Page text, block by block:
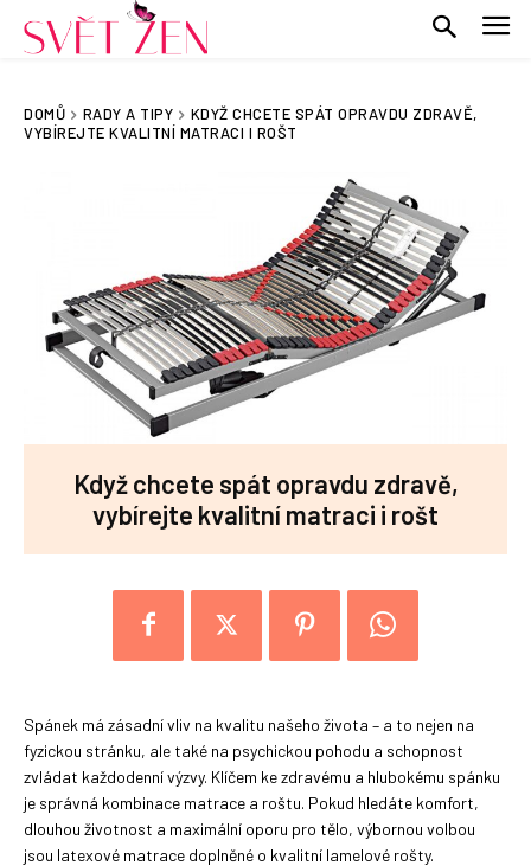
DOMŮ RADY A TIPY
KDYŽ CHCETE SPÁT OPRAVDU ZDRAVĚ,
VYBÍREJTE KVALITNÍ MATRACI I ROŠT
Když chcete spát opravdu zdravě,
vybírejte kvalitní matraci i rošt
Spánek má zásadní vliv na kvalitu našeho života – a to nejen na
fyzickou stránku, ale také na psychickou pohodu a schopnost
zvládat každodenní výzvy. Klíčem ke zdravému a hlubokému spánku
je správná kombinace matrace a roštu. Pokud hledáte komfort,
dlouhou životnost a maximální oporu pro tělo, výbornou volbou
jsou latexové matrace doplněné o kvalitní lamelové rošty.